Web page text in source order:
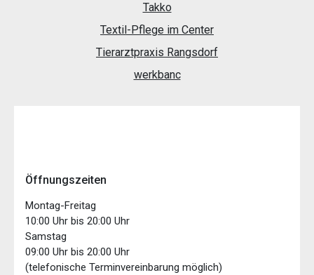
Öffnungszeiten
Montag-Freitag
10:00 Uhr bis 20:00 Uhr
Samstag
09:00 Uhr bis 20:00 Uhr
(telefonische Terminvereinbarung möglich)
Takko
Textil-Pflege im Center
Tierarztpraxis Rangsdorf
werkbanc